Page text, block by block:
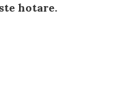
hotare.